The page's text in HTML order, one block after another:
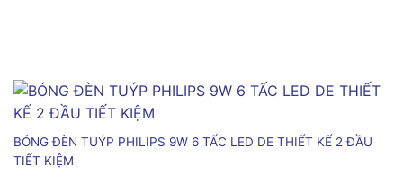
BÓNG ĐÈN TUÝP PHILIPS 9W 6 TẤC LED DE THIẾT KẾ 2 ĐẦU
TIẾT KIỆM